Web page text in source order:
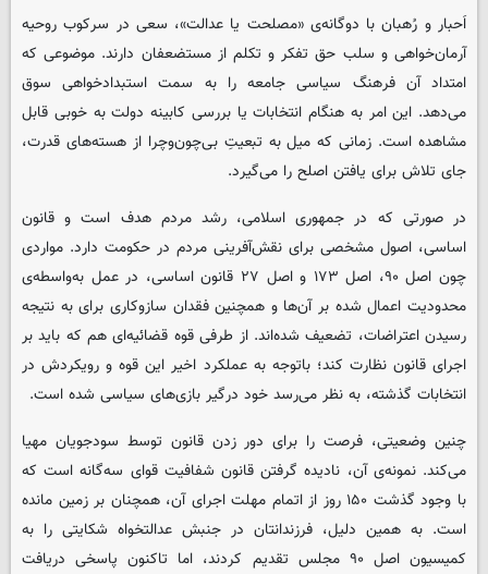
اَحبار و رُهبان با دوگانه‌ی «مصلحت یا عدالت»، سعی در سرکوب روحیه
آرمان‌خواهی و سلب حق تفکر و تکلم از مستضعفان دارند. موضوعی که
امتداد آن فرهنگ سیاسی جامعه را به سمت استبدادخواهی سوق
می‌دهد. این امر به هنگام انتخابات یا بررسی کابینه دولت به خوبی قابل
مشاهده است. زمانی که میل به تبعیتِ بی‌چون‌وچرا از هسته‌های قدرت،
جای تلاش برای یافتن اصلح را می‌گیرد.
در صورتی که در جمهوری اسلامی، رشد مردم هدف است و قانون
اساسی، اصول مشخصی برای نقش‌آفرینی مردم در حکومت دارد. مواردی
چون اصل ۹۰، اصل ۱۷۳ و اصل ۲۷ قانون اساسی، در عمل به‌واسطه‌ی
محدودیت اعمال شده بر آن‌ها و همچنین فقدان سازوکاری برای به نتیجه
رسیدن اعتراضات، تضعیف شده‌اند. از طرفی قوه قضائیه‌ای هم که باید بر
اجرای قانون نظارت کند؛ باتوجه به عملکرد اخیر این قوه و رویکردش در
انتخابات گذشته، به نظر می‌رسد خود درگیر بازی‌های سیاسی شده است.
چنین وضعیتی، فرصت را برای دور زدن قانون توسط سودجویان مهیا
می‌کند. نمونه‌ی آن، نادیده گرفتن قانون شفافیت قوای سه‌گانه است که
با وجود گذشت ۱۵۰ روز از اتمام مهلت اجرای آن، همچنان بر زمین مانده
است. به همین دلیل، فرزندانتان در جنبش عدالتخواه شکایتی را به
کمیسیون اصل ۹۰ مجلس تقدیم کردند، اما تاکنون پاسخی دریافت